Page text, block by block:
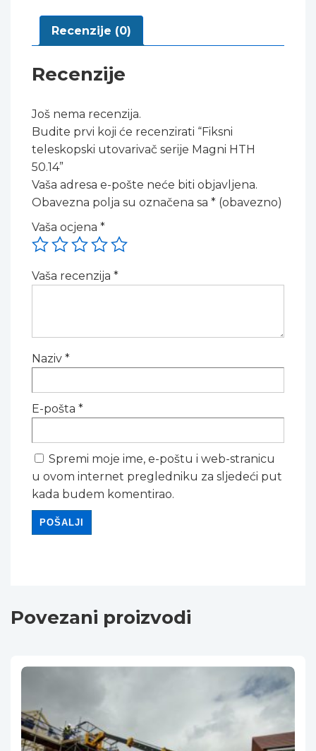
Recenzije (0)
Recenzije
Još nema recenzija.
Budite prvi koji će recenzirati “Fiksni
teleskopski utovarivač serije Magni HTH
50.14”
Vaša adresa e-pošte neće biti objavljena.
Obavezna polja su označena sa * (obavezno)
Vaša ocjena *
Vaša recenzija *
Naziv *
E-pošta *
Spremi moje ime, e-poštu i web-stranicu
u ovom internet pregledniku za sljedeći put
kada budem komentirao.
Povezani proizvodi